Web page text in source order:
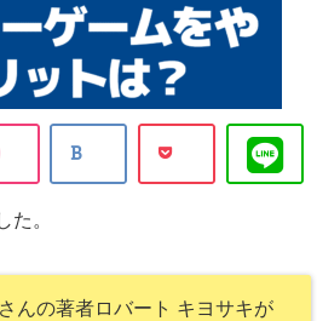
た。
んの著者ロバート キヨサキが